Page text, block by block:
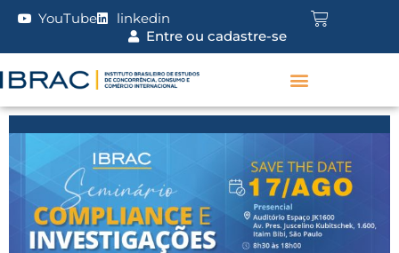
YouTube
linkedin
Entre ou cadastre-se